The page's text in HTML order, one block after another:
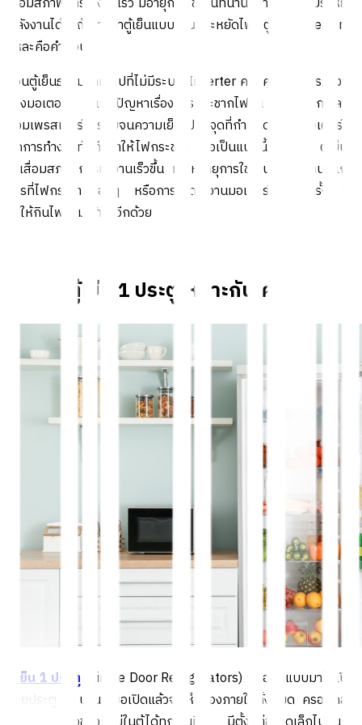
พลังงานได้ดี ถ้าถามว่าตู้เย็นแบบไหนประหยัดไฟ? ตู้เย็น Inverter นี่
แหละคือคำตอบ!
ส่วนตู้เย็นธรรมดาทั่วไปที่ไม่มีระบบ Inverter คอยควบคุมการทำงาน
ของมอเตอร์ จะเกิดปัญหาเรื่องการกระชากไฟขึ้น เนื่องจากเวลาที่
คอมเพรสเซอร์ทำรอบจนความเย็นไปถึงจุดที่กำหนดไว้ ตัวมอเตอร์จะ
ตัดการทำงานทันที ทำให้ไฟกระชาก เมื่อเป็นแบบนี้ไปเรื่อยๆ ตู้เย็นก็
จะเสื่อมสภาพการทำงานเร็วขึ้น ทำให้อายุการใช้งานไม่ยาวนาน แถม
การที่ไฟกระชากบ่อยๆ หรือการเปิดใช้งานมอเตอร์ใหม่อีกครั้ง ยัง
ทำให้กินไฟเพิ่มเข้าไปอีกด้วย
ตู้เย็น 1 ประตูเหมาะกับใคร?
ตู้เย็น 1 ประตู (Single Door Refrigerators) ถูกออกแบบมาให้เปิด
ด้วยประตู 1 บาน เมื่อเปิดแล้วจะเห็นช่องภายในทั้งหมด ครอบคลุม